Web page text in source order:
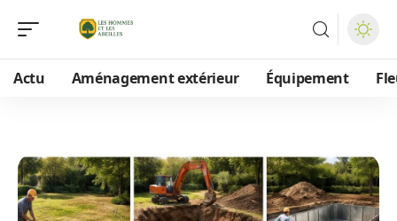
Actu Aménagement extérieur Équipement